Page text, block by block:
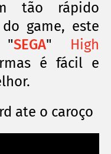
tão rápido
game, este
"SEGA" High
é fácil e
ate o caroço